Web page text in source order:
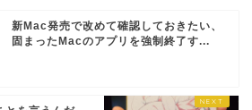
新Mac発売で改めて確認しておきたい、
固まったMacのアプリを強制終了す...